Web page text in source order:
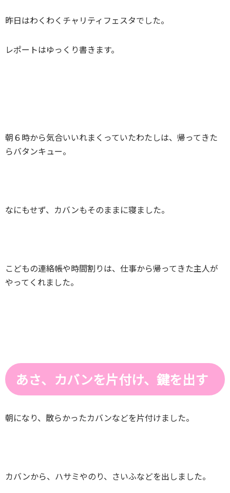
昨日はわくわくチャリティフェスタでした。
レポートはゆっくり書きます。
朝６時から気合いいれまくっていたわたしは、帰ってきた
らバタンキュー。
なにもせず、カバンもそのままに寝ました。
こどもの連絡帳や時間割りは、仕事から帰ってきた主人が
やってくれました。
あさ、カバンを片付け、鍵を出す
朝になり、散らかったカバンなどを片付けました。
カバンから、ハサミやのり、さいふなどを出しました。